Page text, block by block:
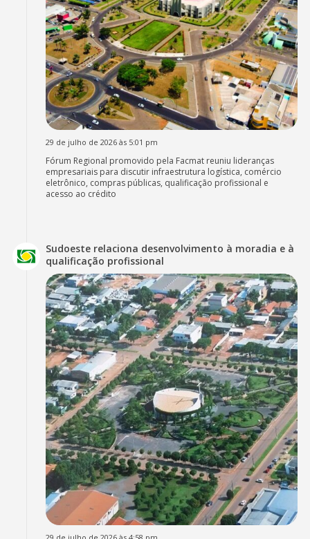
29 de julho de 2026 às 5:01 pm
Fórum Regional promovido pela Facmat reuniu lideranças
empresariais para discutir infraestrutura logística, comércio
eletrônico, compras públicas, qualificação profissional e
acesso ao crédito
Sudoeste relaciona desenvolvimento à moradia e à
qualificação profissional